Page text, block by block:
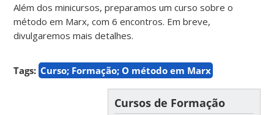
Além dos minicursos, preparamos um curso sobre o
método em Marx, com 6 encontros. Em breve,
divulgaremos mais detalhes.
Tags: Curso; Formação; O método em Marx
Cursos de Formação